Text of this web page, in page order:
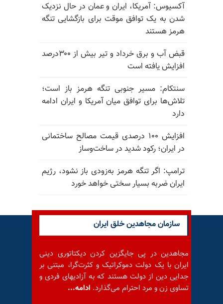
آکسیوس: آمریکا، ایران و عمان در حال نزدیک
شدن به یک توافق موقت برای بازگشایی تنگه
هرمز هستند
قبض آب و برق خرداد و تیر بیش از ۳۰۰درصد
افزایش یافته است
سنتکام: مسیر جنوبی تنگه هرمز باز است؛
تلاش‌ها برای توافق میان آمریکا و ایران ادامه
دارد
افزایش ۱۰۰ درصدی قیمت مصالح ساختمانی
در ایران؛ رکود شدید در ساخت‌وساز
ترامپ: اگر تنگه هرمز به‌زودی باز نشود، رژیم
ایران ضربه بسیار سختی خواهد خورد
سازمان مجاهدین خلق ایران
مجاهدین در پی جایگزین کردن دیکتاتوری دینی
ایران با یک دولت دموکراتیک و کثرت‌گرا، مبتنی بر
جدایی دین از دولت هستند که به آزادیهای فردی و
تساوی زن و مرد احترام می‌گذارد. ادامه...